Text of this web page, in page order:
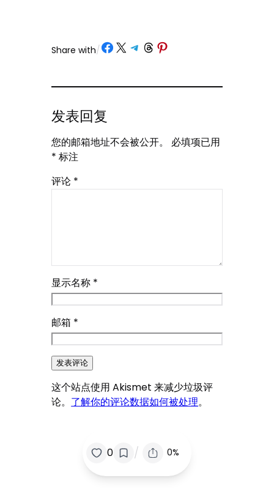
Share with/ Share on Facebook
Share on X Share on Telegram
Share on Threads
Share on Pinterest
发表回复
您的邮箱地址不会被公开。
必填项已用
* 标注
评论 *
显示名称 *
邮箱 *
这个站点使用 Akismet 来减少垃圾评
论。 了解你的评论数据如何被处理。
0 / 0%